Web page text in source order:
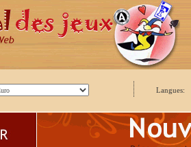
Langues: